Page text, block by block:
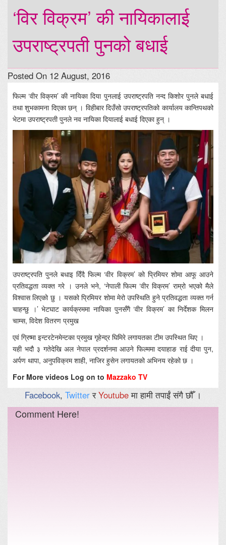
‘विर विक्रम’ की नायिकालाई
उपराष्ट्रपती पुनको बधाई
Posted On 12 August, 2016
फिल्म ‘वीर विक्रम’ की नायिका दिया पुनलाई उपराष्ट्रपति नन्द किशोर पुनले बधाई
तथा शुभकामना दिएका छन् । विहीबार दिउँसो उपराष्ट्रपतिको कार्यालय कान्तिपथको
भेटमा उपराष्ट्रपती पुनले नव नायिका दियालाई बधाई दिएका हुन् ।
उपराष्ट्रपति पुनले बधाइ दिँदै फिल्म ‘वीर विक्रम’ को प्रिमियर शोमा आफू आउने
प्रतिवद्धता व्यक्त गरे । उनले भने, ‘नेपाली फिल्म ‘वीर विक्रम’ राम्रो भएको मैले
विश्वास लिएको छु । यसको प्रिमियर शोमा मेरो उपस्थिति हुने प्रतिवद्धता व्यक्त गर्न
चाहन्छु ।’ भेटघाट कार्यक्रममा नायिका पुनसँगै ‘वीर विक्रम’ का निर्देशक मिलन
चाम्स, विदेश वितरण प्रमुख
एवं ग्रिष्मा इन्टरटेनमेन्टका प्रमुख गृहेन्द्र घिमिरे लगायतका टीम उपस्थित थिए ।
यही भदौ ३ गतेदेखि अल नेपाल प्रदर्शनमा आउने फिल्ममा दयाहाङ राई दीया पुन,
अर्पण थापा, अनुपविक्रम शाही, नाजिर हुसेन लगायतको अभिनय रहेको छ ।
For More videos Log on to Mazzako TV
Facebook, TwitterरYoutubeमा हामी तपाईं संगै छौँ ।
Comment Here!